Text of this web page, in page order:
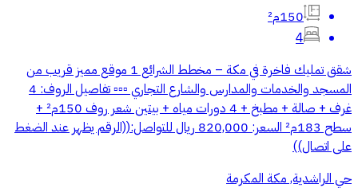
150م²
4
شقق تمليك فاخرة في مكة – مخطط الشرائع 1 موقع مميز قريب من
المسجد والخدمات والمدارس والشارع التجاري ▫️▫️▫️ تفاصيل الروف: 4
غرف + صالة + مطبخ + 4 دورات مياه + بيتين شعر روف 150م² +
سطح 183م² السعر: 820,000 ريال للتواصل:((الرقم يظهر عند الضغط
على اتصال))
حي الراشدية, مكة المكرمة